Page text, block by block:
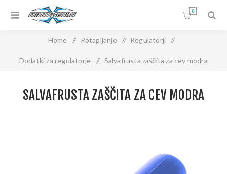
0
Home / Potapljanje / Regulatorji /
Dodatki za regulatorje / Salvafrusta zaščita za cev modra
SALVAFRUSTA ZAŠČITA ZA CEV MODRA